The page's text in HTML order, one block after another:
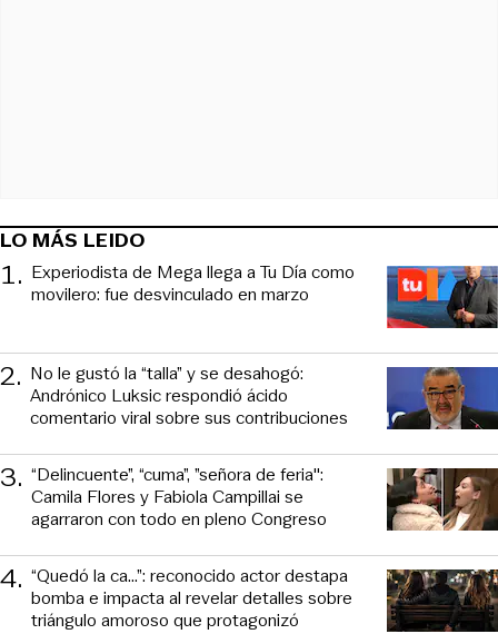
LO MÁS LEIDO
1. Experiodista de Mega llega a Tu Día como
movilero: fue desvinculado en marzo
2. No le gustó la “talla” y se desahogó:
Andrónico Luksic respondió ácido
comentario viral sobre sus contribuciones
3. “Delincuente”, “cuma”, ”señora de feria":
Camila Flores y Fabiola Campillai se
agarraron con todo en pleno Congreso
4. “Quedó la ca...”: reconocido actor destapa
bomba e impacta al revelar detalles sobre
triángulo amoroso que protagonizó